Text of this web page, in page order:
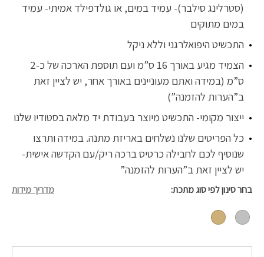
(סטרלינג סילבר)- עמיד במים, או גולדפילד אמיתי- עמיד
במים מתוקים
התכשיט היפואלרגני וללא ניקל
הצמיד מגיע באורך 16 ס”מ ועם תוספת הארכה של כ-2
ס”מ (במידה ואתם מעוניינים באורך אחר, יש לציין זאת
ב”הערות להזמנה”)
ייצור מקומי- התכשיט מיוצר בעבודת יד מלאה בסטודיו שלנו
כל הפריטים שלנו נשלחים באריזת מתנה. במידה ותרצו
שנוסיף לכם לחבילה כרטיס ברכה ריק/עם הקדשה אישית-
יש לציין זאת ב”הערות להזמנה”
בחר סינון לפי סוג מתכת מדריך מידות